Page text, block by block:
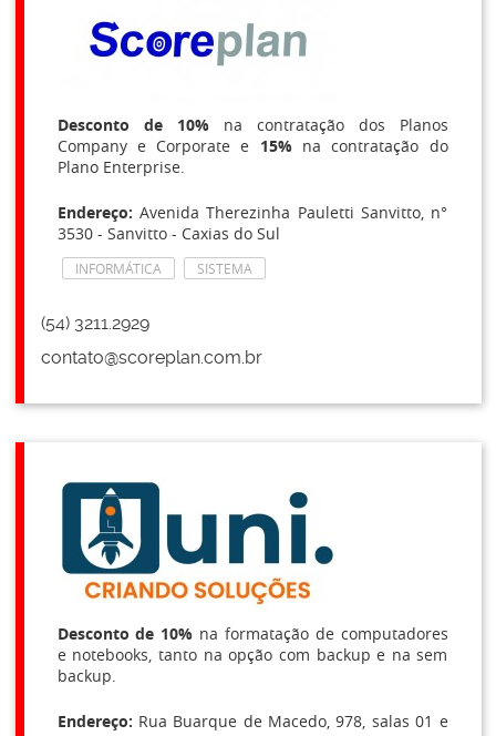
Desconto de 10% na contratação dos Planos
Company e Corporate e 15% na contratação do
Plano Enterprise.
Endereço: Avenida Therezinha Pauletti Sanvitto, n°
3530 - Sanvitto - Caxias do Sul
INFORMÁTICA SISTEMA
(54) 3211.2929
contato@scoreplan.com.br
Desconto de 10% na formatação de computadores
e notebooks, tanto na opção com backup e na sem
backup.
Endereço: Rua Buarque de Macedo, 978, salas 01 e